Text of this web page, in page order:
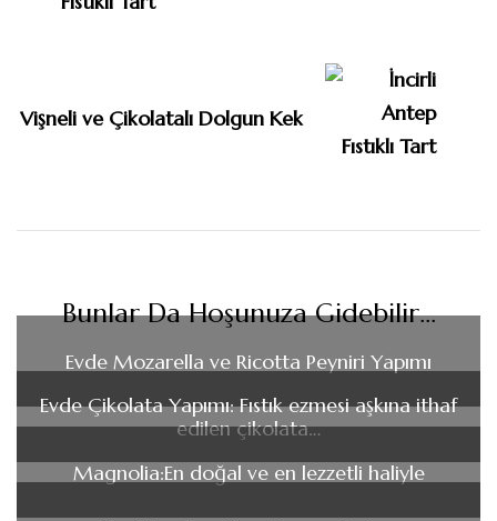
Vişneli ve Çikolatalı Dolgun Kek
Bunlar Da Hoşunuza Gidebilir...
Evde Mozarella ve Ricotta Peyniri Yapımı
Evde Çikolata Yapımı: Fıstık ezmesi aşkına ithaf
edilen çikolata…
Magnolia:En doğal ve en lezzetli haliyle